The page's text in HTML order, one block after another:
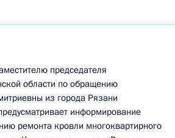
председателя
области по обращению
из города Рязани
информирование
ремонта кровли многоквартирного